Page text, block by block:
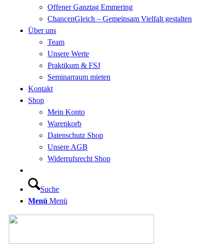
Offener Ganztag Emmering
ChancenGleich – Gemeinsam Vielfalt gestalten
Über uns
Team
Unsere Werte
Praktikum & FSJ
Seminarraum mieten
Kontakt
Shop
Mein Konto
Warenkorb
Datenschutz Shop
Unsere AGB
Widerrufsrecht Shop
Suche
Menü Menü